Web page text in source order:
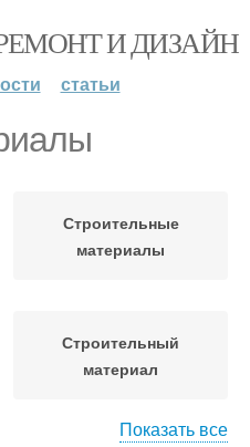
И ДИЗАЙН
статьи
Строительные
материалы
Строительный
материал
Показать все